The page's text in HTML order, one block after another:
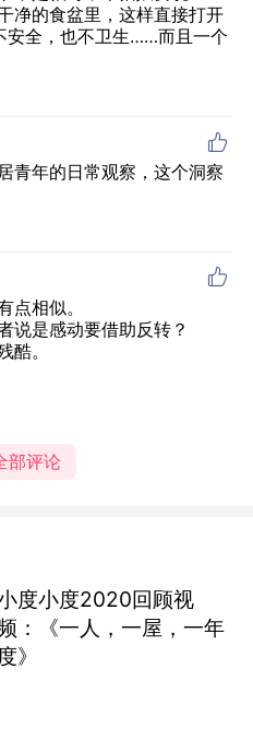
净的食盆里，这样直接打开
全，也不卫生……而且一个

青年的日常观察，这个洞察

点相似。
说是感动要借助反转？
酷。
部评论
度小度2020回顾视
：《一人，一屋，一年
度》